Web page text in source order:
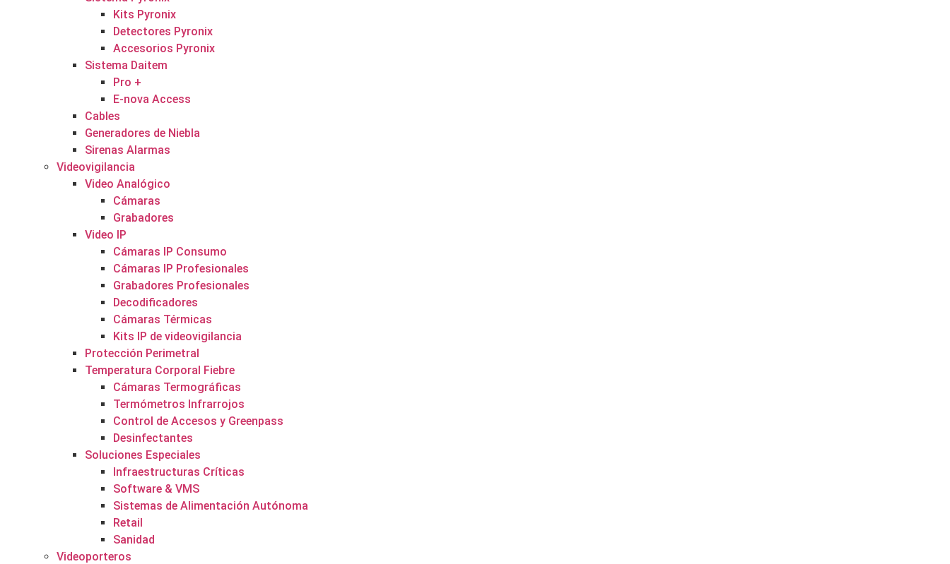
Kits Pyronix
Detectores Pyronix
Accesorios Pyronix
Sistema Daitem
Pro +
E-nova Access
Cables
Generadores de Niebla
Sirenas Alarmas
Videovigilancia
Video Analógico
Cámaras
Grabadores
Video IP
Cámaras IP Consumo
Cámaras IP Profesionales
Grabadores Profesionales
Decodificadores
Cámaras Térmicas
Kits IP de videovigilancia
Protección Perimetral
Temperatura Corporal Fiebre
Cámaras Termográficas
Termómetros Infrarrojos
Control de Accesos y Greenpass
Desinfectantes
Soluciones Especiales
Infraestructuras Críticas
Software & VMS
Sistemas de Alimentación Autónoma
Retail
Sanidad
Videoporteros